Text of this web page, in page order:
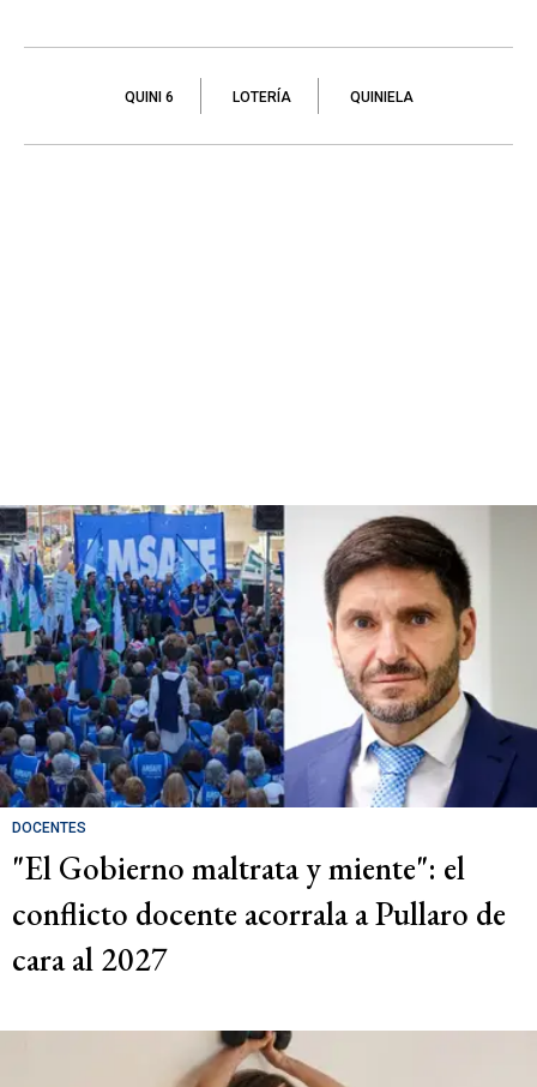
QUINI 6 LOTERÍA QUINIELA
DOCENTES
"El Gobierno maltrata y miente": el
conflicto docente acorrala a Pullaro de
cara al 2027